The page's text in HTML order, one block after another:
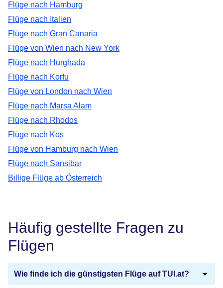
Flüge nach Hamburg
Flüge nach Italien
Flüge nach Gran Canaria
Flüge von Wien nach New York
Flüge nach Hurghada
Flüge nach Korfu
Flüge von London nach Wien
Flüge nach Marsa Alam
Flüge nach Rhodos
Flüge nach Kos
Flüge von Hamburg nach Wien
Flüge nach Sansibar
Billige Flüge ab Österreich
Häufig gestellte Fragen zu
Flügen
Wie finde ich die günstigsten Flüge auf TUI.at?